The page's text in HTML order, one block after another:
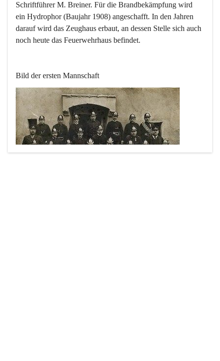
Schriftführer M. Breiner. Für die Brandbekämpfung wird
ein Hydrophor (Baujahr 1908) angeschafft. In den Jahren
darauf wird das Zeughaus erbaut, an dessen Stelle sich auch
noch heute das Feuerwehrhaus befindet.
Bild der ersten Mannschaft